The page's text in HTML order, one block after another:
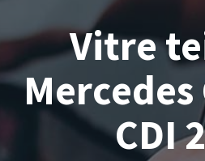
Vitre
Mercedes
CDI